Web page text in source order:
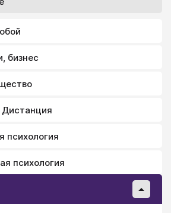
бизнес
психология
психология